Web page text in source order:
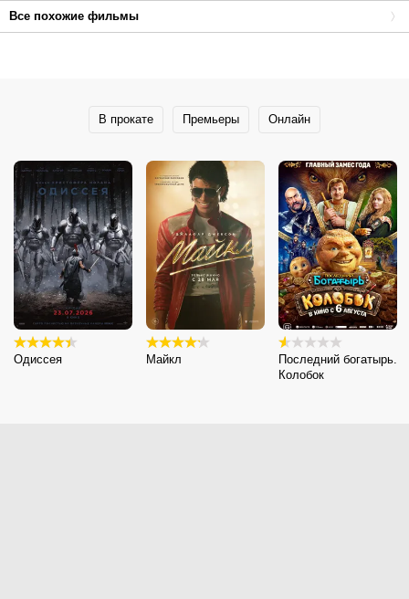
Все похожие фильмы
В прокате Премьеры Онлайн
Одиссея Майкл
Последний богатырь.
Колобок